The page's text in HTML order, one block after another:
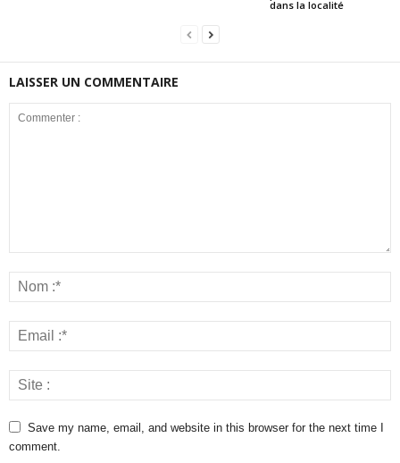
dans la localité
LAISSER UN COMMENTAIRE
Save my name, email, and website in this browser for the next time I
comment.